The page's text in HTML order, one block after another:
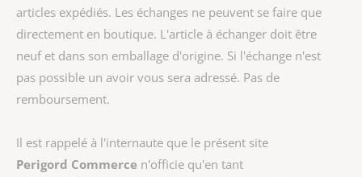
articles expédiés. Les échanges ne peuvent se faire que
directement en boutique. L'article à échanger doit être
neuf et dans son emballage d'origine. Si l'échange n'est
pas possible un avoir vous sera adressé. Pas de
remboursement.
Il est rappelé à l'internaute que le présent site
Perigord Commerce n'officie qu'en tant